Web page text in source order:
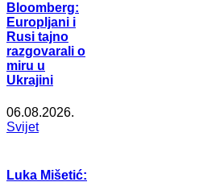
Bloomberg:
Europljani i
Rusi tajno
razgovarali o
miru u
Ukrajini
06.08.2026.
Svijet
Luka Mišetić: